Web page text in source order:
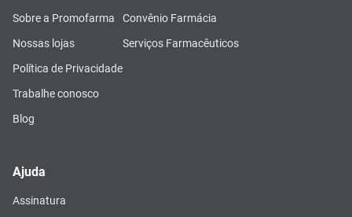
Sobre a Promofarma
Nossas lojas
Política de Privacidade
Trabalhe conosco
Blog
Convênio Farmácia
Serviços Farmacêuticos
Ajuda
Assinatura